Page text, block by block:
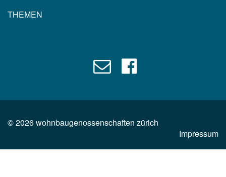
THEMEN
©2026wohnbaugenossenschaften zürich
Impressum